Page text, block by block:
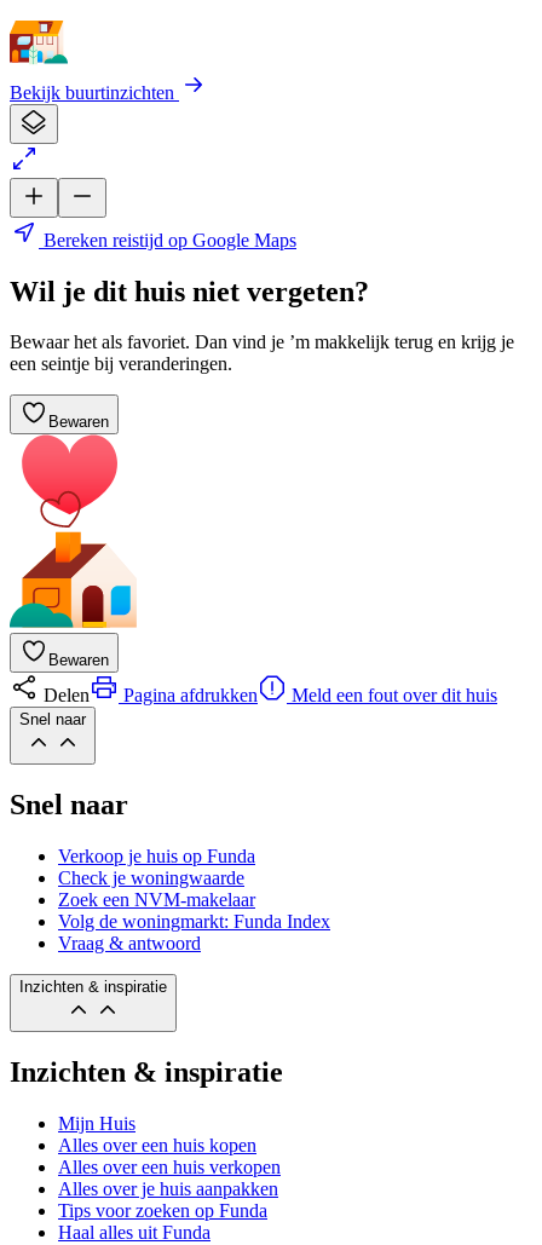
Bekijk buurtinzichten
Bereken reistijd op Google Maps
Wil je dit huis niet vergeten?
Bewaar het als favoriet. Dan vind je ’m makkelijk terug en krijg je
een seintje bij veranderingen.
Bewaren
Bewaren
Delen Pagina afdrukken Meld een fout over dit huis
Snel naar
Snel naar
Verkoop je huis op Funda
Check je woningwaarde
Zoek een NVM-makelaar
Volg de woningmarkt: Funda Index
Vraag & antwoord
Inzichten & inspiratie
Inzichten & inspiratie
Mijn Huis
Alles over een huis kopen
Alles over een huis verkopen
Alles over je huis aanpakken
Tips voor zoeken op Funda
Haal alles uit Funda